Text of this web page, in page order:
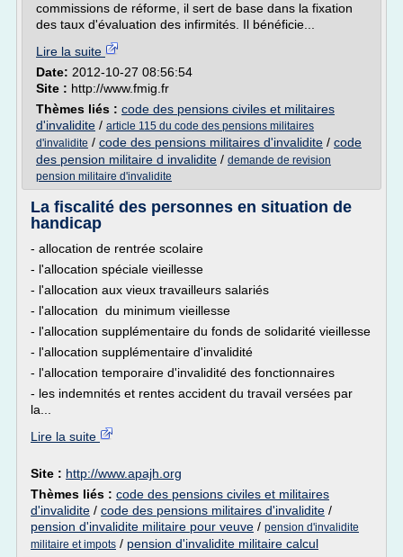
commissions de réforme, il sert de base dans la fixation
des taux d'évaluation des infirmités. Il bénéficie...
Lire la suite
Date: 2012-10-27 08:56:54
Site : http://www.fmig.fr
Thèmes liés : code des pensions civiles et militaires
d'invalidite / article 115 du code des pensions militaires
d'invalidite / code des pensions militaires d'invalidite / code
des pension militaire d invalidite / demande de revision
pension militaire d'invalidite
La fiscalité des personnes en situation de
handicap
- allocation de rentrée scolaire
- l'allocation spéciale vieillesse
- l'allocation aux vieux travailleurs salariés
- l'allocation du minimum vieillesse
- l'allocation supplémentaire du fonds de solidarité vieillesse
- l'allocation supplémentaire d'invalidité
- l'allocation temporaire d'invalidité des fonctionnaires
- les indemnités et rentes accident du travail versées par
la...
Lire la suite
Site : http://www.apajh.org
Thèmes liés : code des pensions civiles et militaires
d'invalidite / code des pensions militaires d'invalidite /
pension d'invalidite militaire pour veuve / pension d'invalidite
militaire et impots / pension d'invalidite militaire calcul